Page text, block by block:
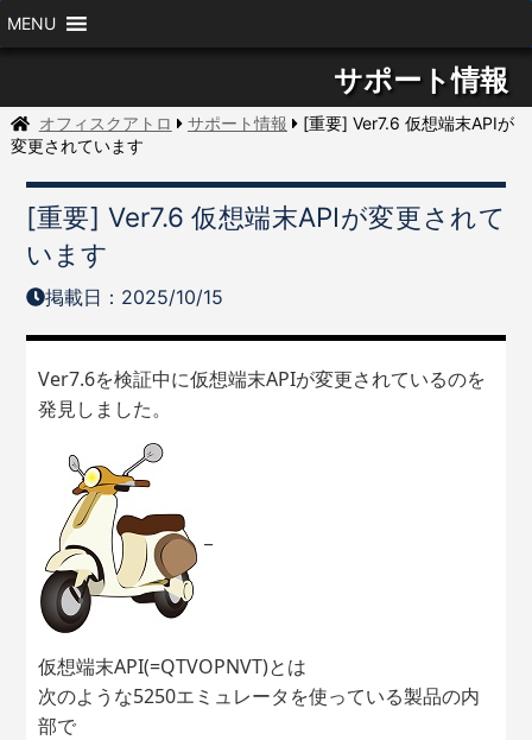
MENU
サポート情報
オフィスクアトロ サポート情報
[重要] Ver7.6 仮想端末APIが
変更されています
[重要] Ver7.6 仮想端末APIが変更されて
います
掲載日：2025/10/15
Ver7.6を検証中に仮想端末APIが変更されているのを
発見しました。
仮想端末API(=QTVOPNVT)とは
次のような5250エミュレータを使っている製品の内
部で